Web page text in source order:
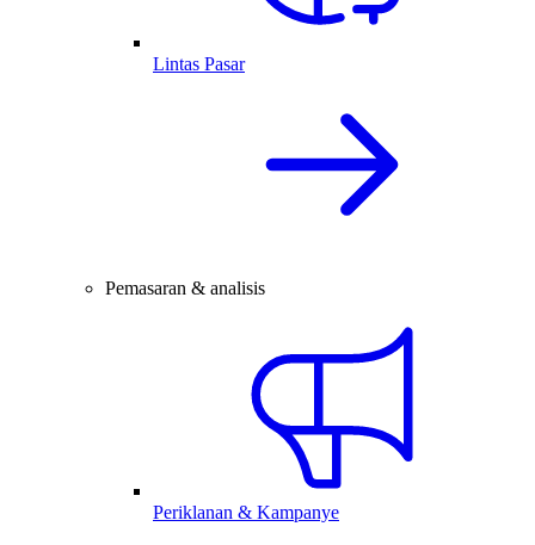
Lintas Pasar
Pemasaran & analisis
Periklanan & Kampanye